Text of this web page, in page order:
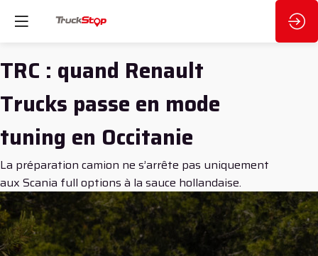
TRC : quand Renault
Trucks passe en mode
tuning en Occitanie
La préparation camion ne s’arrête pas uniquement
aux Scania full options à la sauce hollandaise.